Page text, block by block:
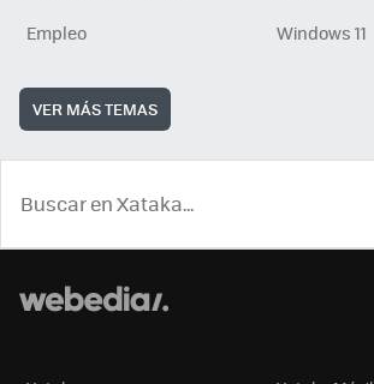
Empleo
Windows 11
VER MÁS TEMAS